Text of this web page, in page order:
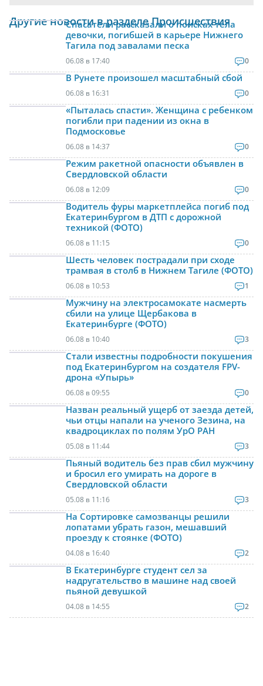
Другие новости в разделе Происшествия
Спасатели рассказали о поисках тела
девочки, погибшей в карьере Нижнего
Тагила под завалами песка
06.08 в 17:40 0
В Рунете произошел масштабный сбой
06.08 в 16:31 0
«Пыталась спасти». Женщина с ребенком
погибли при падении из окна в
Подмосковье
06.08 в 14:37 0
Режим ракетной опасности объявлен в
Свердловской области
06.08 в 12:09 0
Водитель фуры маркетплейса погиб под
Екатеринбургом в ДТП с дорожной
техникой (ФОТО)
06.08 в 11:15 0
Шесть человек пострадали при сходе
трамвая в столб в Нижнем Тагиле (ФОТО)
06.08 в 10:53 1
Мужчину на электросамокате насмерть
сбили на улице Щербакова в
Екатеринбурге (ФОТО)
06.08 в 10:40 3
Стали известны подробности покушения
под Екатеринбургом на создателя FPV-
дрона «Упырь»
06.08 в 09:55 0
Назван реальный ущерб от заезда детей,
чьи отцы напали на ученого Зезина, на
квадроциклах по полям УрО РАН
05.08 в 11:44 3
Пьяный водитель без прав сбил мужчину
и бросил его умирать на дороге в
Свердловской области
05.08 в 11:16 3
На Сортировке самозванцы решили
лопатами убрать газон, мешавший
проезду к стоянке (ФОТО)
04.08 в 16:40 2
В Екатеринбурге студент сел за
надругательство в машине над своей
пьяной девушкой
04.08 в 14:55 2